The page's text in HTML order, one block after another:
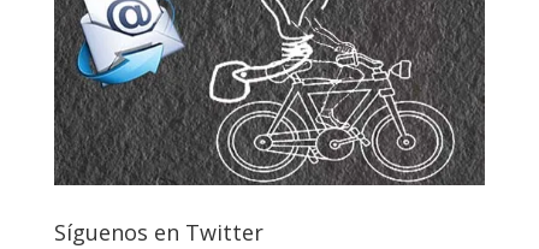
Síguenos en Twitter